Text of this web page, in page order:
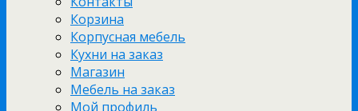
Корзина
Корпусная мебель
Кухни на заказ
Магазин
Мебель на заказ
Мой профиль